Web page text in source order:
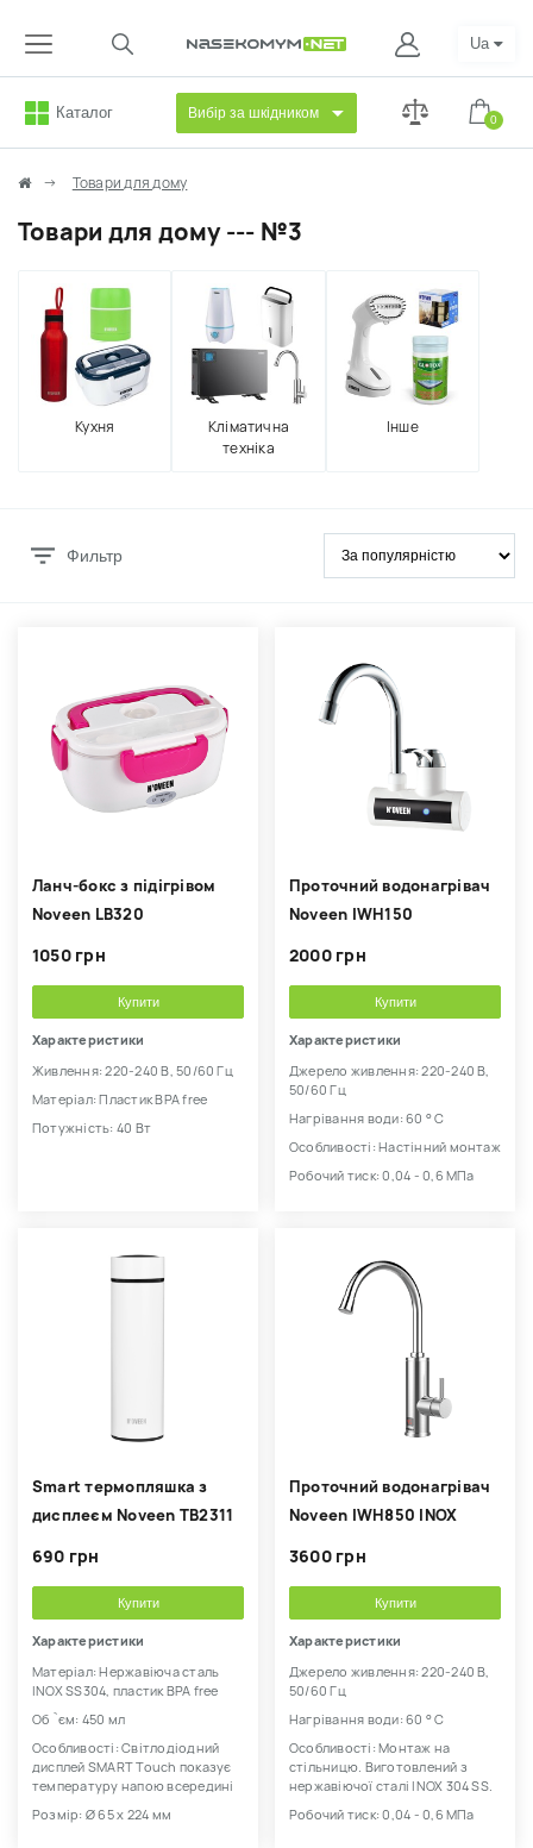
Каталог Вибір за шкідником 0
Ua
Товари для дому
Товари для дому --- №3
Кухня
Кліматична
техніка
Інше
Фильтр
Ланч-бокс з підігрівом
Noveen LB320
1050 грн
Купити
Характеристики
Живлення: 220-240 В, 50/60 Гц
Матеріал: Пластик BPA free
Потужність: 40 Вт
Проточний водонагрівач
Noveen IWH150
2000 грн
Купити
Характеристики
Джерело живлення: 220-240 В,
50/60 Гц
Нагрівання води: 60 ° С
Особливості: Настінний монтаж
Робочий тиск: 0,04 - 0,6 МПа
Smart термопляшка з
дисплеєм Noveen TB2311
690 грн
Купити
Характеристики
Матеріал: Нержавіюча сталь
INOX SS304, пластик BPA free
Об `єм: 450 мл
Особливості: Світлодіодний
дисплей SMART Touch показує
температуру напою всередині
Розмір: Ø 65 x 224 мм
Проточний водонагрівач
Noveen IWH850 INOX
3600 грн
Купити
Характеристики
Джерело живлення: 220-240 В,
50/60 Гц
Нагрівання води: 60 ° С
Особливості: Монтаж на
стільницю. Виготовлений з
нержавіючої сталі INOX 304 SS.
Робочий тиск: 0,04 - 0,6 МПа